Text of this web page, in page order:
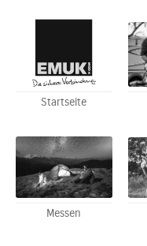
Startseite
Messen